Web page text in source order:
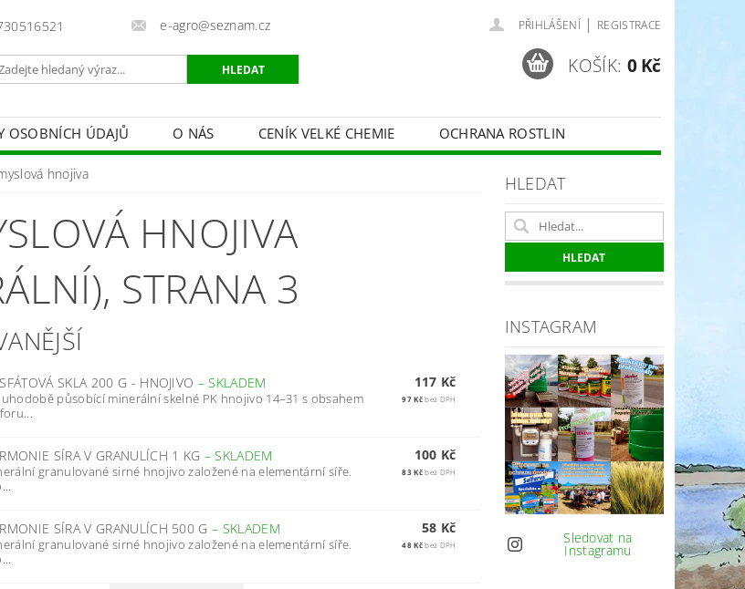
e-agro@seznam.cz PŘIHLÁŠENÍ | REGISTRACE
KOŠÍK: 0 Kč
OSOBNÍCH ÚDAJŮ O NÁS CENÍK VELKÉ CHEMIE
OCHRANA ROSTLIN
PLACHTY
CIBULE CHOVATELSKÉ POTŘEBY
10-30 %
hnojiva
HNOJIVA
, STRANA 3
SKLA 200 G - HNOJIVO –SKLADEM
působící minerální skelné PK hnojivo 14–31 s obsahem
117 Kč
97 Kčbez DPH
SÍRA V GRANULÍCH 1 KG –SKLADEM
granulované sirné hnojivo založené na elementární síře.
100 Kč
83 Kčbez DPH
SÍRA V GRANULÍCH 500 G– SKLADEM
granulované sirné hnojivo založené na elementární síře.
58 Kč
48 Kčbez DPH
HLEDAT
INSTAGRAM
Sledovat na
Instagramu